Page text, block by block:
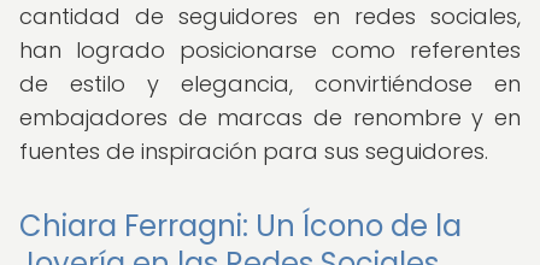
cantidad de seguidores en redes sociales,
han logrado posicionarse como referentes
de estilo y elegancia, convirtiéndose en
embajadores de marcas de renombre y en
fuentes de inspiración para sus seguidores.
Chiara Ferragni: Un Ícono de la